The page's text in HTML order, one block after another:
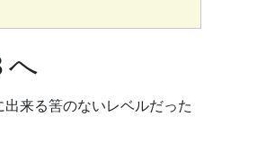
へ
来る筈のないレベルだった